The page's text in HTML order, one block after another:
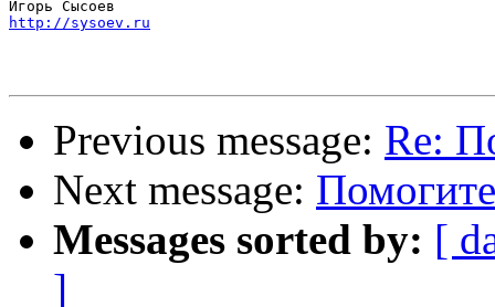
http://sysoev.ru
Previous message: Re:
Next message:
Messages sorted by: [
]